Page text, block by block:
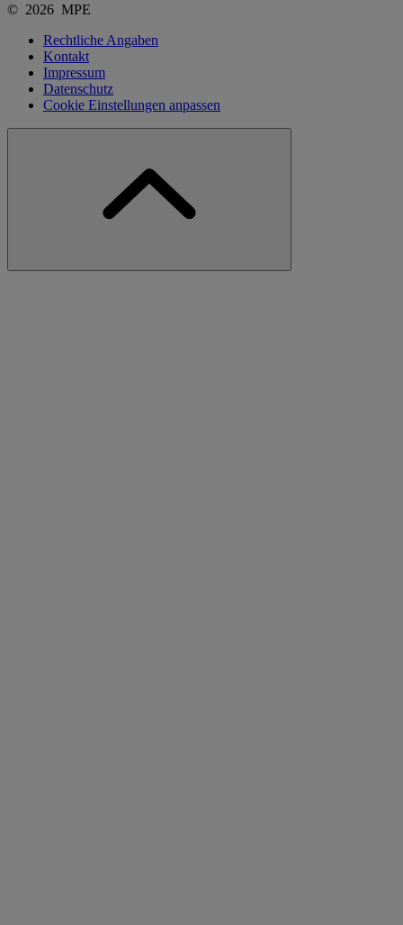
© 2026 MPE
Rechtliche Angaben
Kontakt
Impressum
Datenschutz
Cookie Einstellungen anpassen